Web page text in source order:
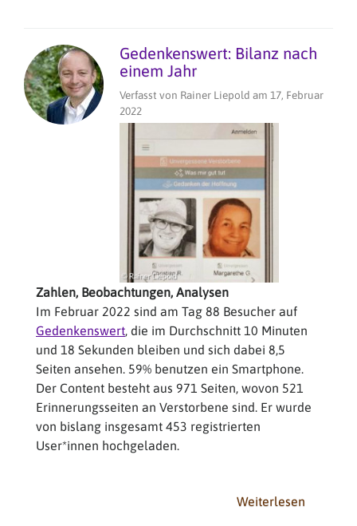
mit
Gedenkenswert: Bilanz nach
einem Jahr
Verfasst von Rainer Liepold am 17, Februar
2022
Zahlen, Beobachtungen, Analysen
Im Februar 2022 sind am Tag 88 Besucher auf
Gedenkenswert, die im Durchschnitt 10 Minuten
und 18 Sekunden bleiben und sich dabei 8,5
Seiten ansehen. 59% benutzen ein Smartphone.
Der Content besteht aus 971 Seiten, wovon 521
Erinnerungsseiten an Verstorbene sind. Er wurde
von bislang insgesamt 453 registrierten
User*innen hochgeladen.
Weiterlesen